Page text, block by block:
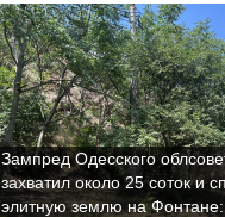
Зампред Одесского
захватил около 25 соток и
элитную землю на Фонтане: